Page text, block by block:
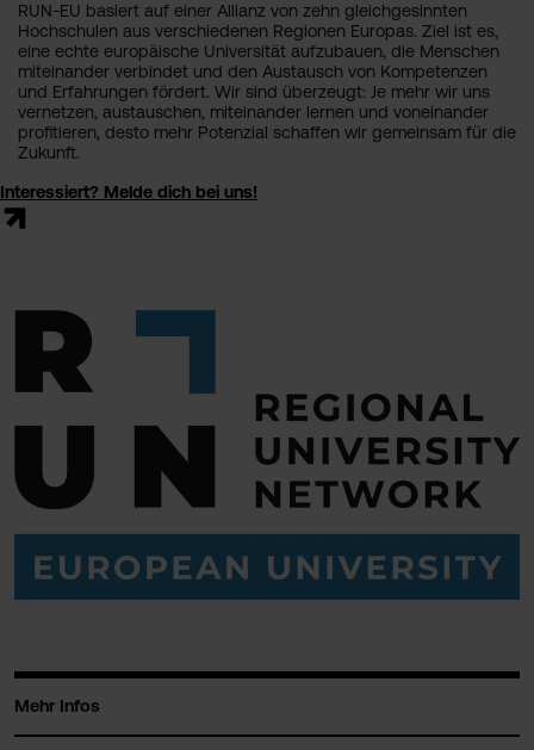
RUN-EU basiert auf einer Allianz von zehn gleichgesinnten
Hochschulen aus verschiedenen Regionen Europas. Ziel ist es,
eine echte europäische Universität aufzubauen, die Menschen
miteinander verbindet und den Austausch von Kompetenzen
und Erfahrungen fördert. Wir sind überzeugt: Je mehr wir uns
vernetzen, austauschen, miteinander lernen und voneinander
profitieren, desto mehr Potenzial schaffen wir gemeinsam für die
Zukunft.
Interessiert? Melde dich bei uns!
Mehr Infos